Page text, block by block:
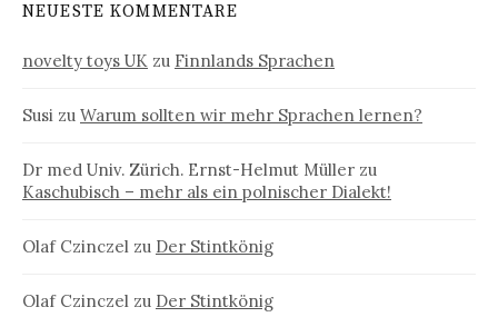
NEUESTE KOMMENTARE
novelty toys UK zu Finnlands Sprachen
Susi zu Warum sollten wir mehr Sprachen lernen?
Dr med Univ. Zürich. Ernst-Helmut Müller zu
Kaschubisch – mehr als ein polnischer Dialekt!
Olaf Czinczel zu Der Stintkönig
Olaf Czinczel zu Der Stintkönig